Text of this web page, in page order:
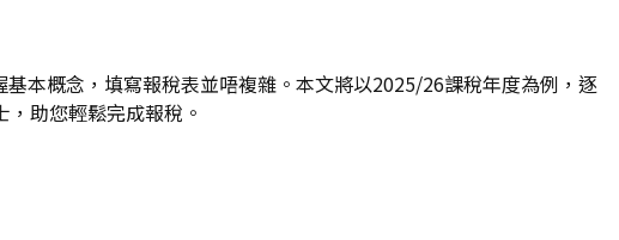
本概念，填寫報稅表並唔複雜。本文將以2025/26課稅年度為例，逐
助您輕鬆完成報稅。